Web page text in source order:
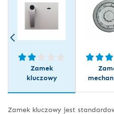
Zamek
kluczowy
Zamek kluczowy jest